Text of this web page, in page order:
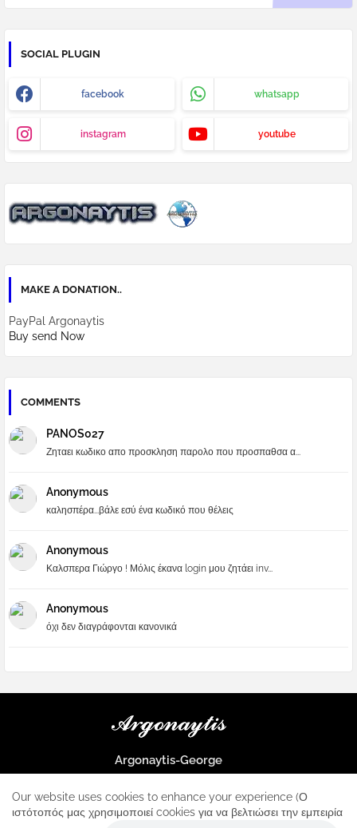
SOCIAL PLUGIN
facebook whatsapp
instagram youtube
MAKE A DONATION..
PayPal Argonaytis
Buy send Now
COMMENTS
PANOS027
Ζηταει κωδικο απο προσκληση παρολο που προσπαθσα α...
Anonymous
καλησπέρα...βάλε εσύ ένα κωδικό που θέλεις
Anonymous
Καλσπερα Γιώργο ! Μόλις έκανα login μου ζητάει inv...
Anonymous
όχι δεν διαγράφονται κανονικά
Argonaytis-George
μοναδικός σταθμός για κάθε iphone
Our website uses cookies to enhance your experience (Ο
ιστότοπός μας χρησιμοποιεί cookies για να βελτιώσει την εμπειρία